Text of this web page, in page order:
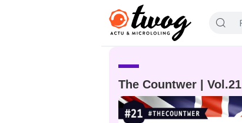
The Countwer | Vol.21